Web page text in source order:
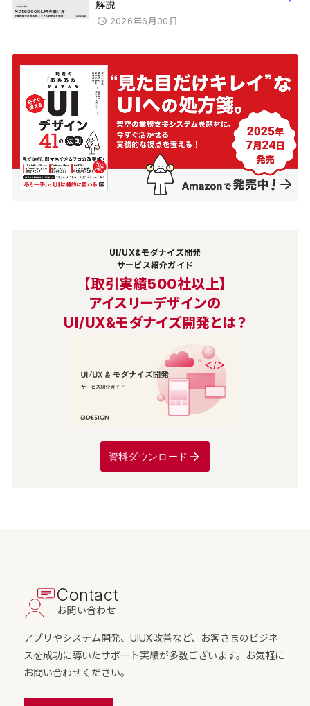
解説
2026年6月30日
UI/UX&モダナイズ開発
サービス紹介ガイド
【取引実績500社以上】
アイスリーデザインの
UI/UX&モダナイズ開発とは？
資料ダウンロード
Contact
お問い合わせ
アプリやシステム開発、UIUX改善など、お客さまのビジネ
スを成功に導いたサポート実績が多数ございます。お気軽に
お問い合わせください。